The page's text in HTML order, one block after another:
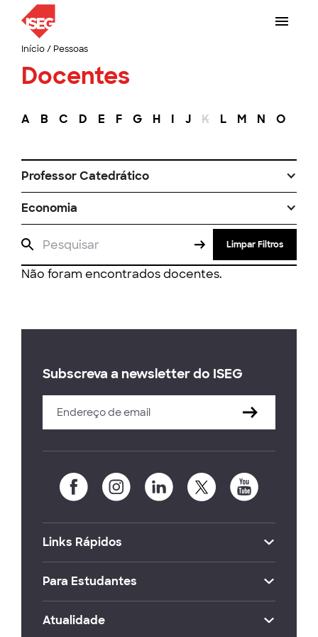
Início/ Pessoas
Docentes
A B C D E F G H I J K L M N O
Professor Catedrático
Economia
Limpar Filtros
Não foram encontrados docentes.
Subscreva a newsletter do ISEG
Links Rápidos
Para Estudantes
Atualidade